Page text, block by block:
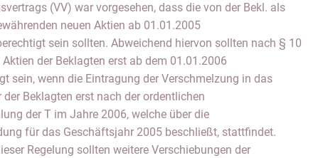
(VV) war vorgesehen, dass die von der Bekl. als
neuen Aktien ab 01.01.2005
sein sollten. Abweichend hiervon sollten nach § 10
Aktien der Beklagten erst ab dem 01.01.2006
sein, wenn die Eintragung der Verschmelzung in das
der Beklagten erst nach der ordentlichen
der T im Jahre 2006, welche über die
für das Geschäftsjahr 2005 beschließt, stattfindet.
Regelung sollten weitere Verschiebungen der